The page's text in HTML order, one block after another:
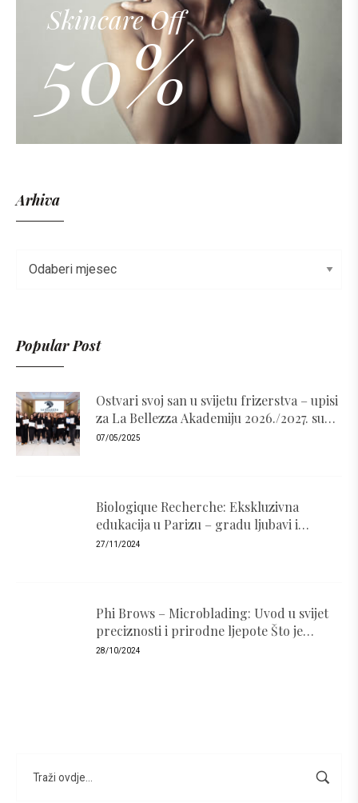
Skincare Off
50%
Arhiva
Popular Post
Ostvari svoj san u svijetu frizerstva – upisi
za La Bellezza Akademiju 2026./2027. su
otvoreni!
07/05/2025
Biologique Recherche: Ekskluzivna
edukacija u Parizu – gradu ljubavi i
luksuza
27/11/2024
Phi Brows – Microblading: Uvod u svijet
preciznosti i prirodne ljepote Što je
PhiBrows i zašto je popularan ?
28/10/2024